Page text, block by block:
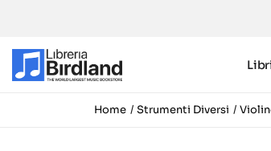
Home Strumenti Diversi